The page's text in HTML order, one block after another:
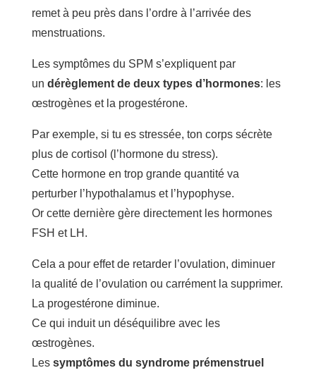
remet à peu près dans l’ordre à l’arrivée des
menstruations.
Les symptômes du SPM s’expliquent par
un dérèglement de deux types d’hormones: les
œstrogènes et la progestérone.
Par exemple, si tu es stressée, ton corps sécrète
plus de cortisol (l’hormone du stress).
Cette hormone en trop grande quantité va
perturber l’hypothalamus et l’hypophyse.
Or cette dernière gère directement les hormones
FSH et LH.
Cela a pour effet de retarder l’ovulation, diminuer
la qualité de l’ovulation ou carrément la supprimer.
La progestérone diminue.
Ce qui induit un déséquilibre avec les
œstrogènes.
Les symptômes du syndrome prémenstruel